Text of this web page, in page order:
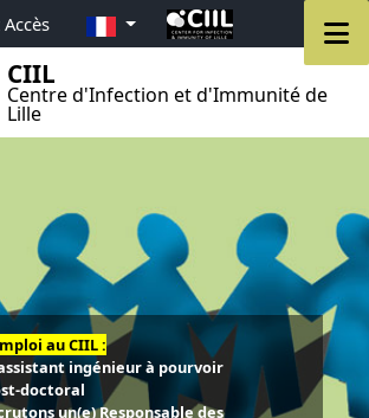
FR
CIIL
Centre d'Infection et d'Immunité de
Lille
au CIIL :
ingénieur à pourvoir
doctoral
un(e) Responsable des